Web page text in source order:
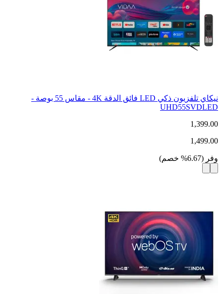
نيكاي تلفزيون ذكي LED فائق الدقة 4K - مقاس 55 بوصة -
UHD55SVDLED
1,399.00
1,499.00
وفر (
6.67
% خصم)